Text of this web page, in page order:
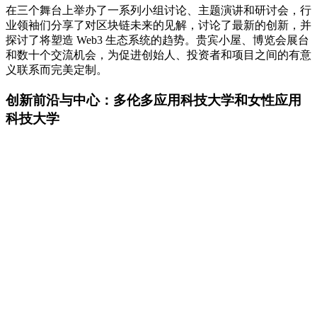
在三个舞台上举办了一系列小组讨论、主题演讲和研讨会，行
业领袖们分享了对区块链未来的见解，讨论了最新的创新，并
探讨了将塑造 Web3 生态系统的趋势。贵宾小屋、博览会展台
和数十个交流机会，为促进创始人、投资者和项目之间的有意
义联系而完美定制。
创新前沿与中心：多伦多应用科技大学和女性应用
科技大学